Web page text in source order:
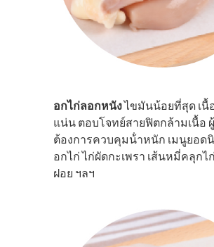
อกไก่ลอกหนังไขมันน้อยที่สุด เนื้อ
แน่น ตอบโจทย์สายฟิตกล้ามเนื้อ
ต้องการควบคุมน้ําหนัก เมนูยอด
อกไก่ ไก่ผัดกะเพรา เส้นหมี่คลุกไ
ฝอย ฯลฯ